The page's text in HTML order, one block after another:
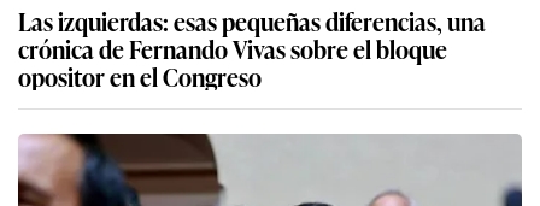
Las izquierdas: esas pequeñas diferencias, una
crónica de Fernando Vivas sobre el bloque
opositor en el Congreso